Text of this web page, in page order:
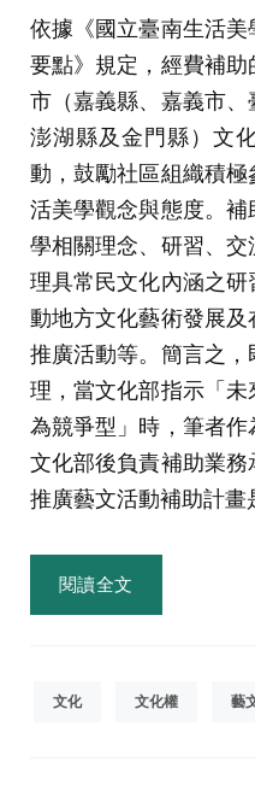
依據《國立臺南生活
要點》規定，經費補
市（嘉義縣、嘉義市、
澎湖縣及金門縣）文
動，鼓勵社區組織積
活美學觀念與態度。
學相關理念、研習、
理具常民文化內涵之
動地方文化藝術發展及
推廣活動等。簡言之
理，當文化部指示「
為競爭型」時，筆者
文化部後負責補助業
推廣藝文活動補助計畫
連
閱讀全文
文化 文化權 藝